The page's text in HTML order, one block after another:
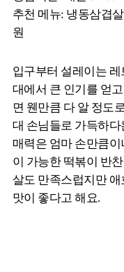
추천 메뉴: 냉동삼겹
원
입구부터 설레이는
대에서 큰 인기를 얻
면 웬만큼 다 알 정도
대 손님들로 가득하
매력은 엄마 손만큼
이 가능한 떡볶이 반
살도 만족스럽지만
맛이 좋다고 해요.